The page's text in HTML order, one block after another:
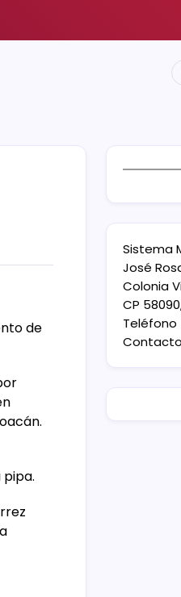
de
Sistema
José
Colonia
CP
Teléfono
Contacto